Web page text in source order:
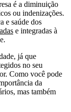
é a diminuição
ou indenizações.
e saúde dos
e integradas à
já que
no seu
Como você pode
da
mas também